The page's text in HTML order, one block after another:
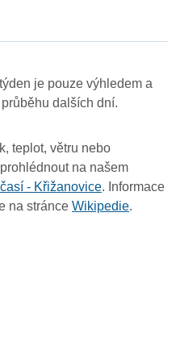
je pouze výhledem a
dalších dní.
teplot, větru nebo
na našem
- Křižanovice. Informace
na stránce Wikipedie.